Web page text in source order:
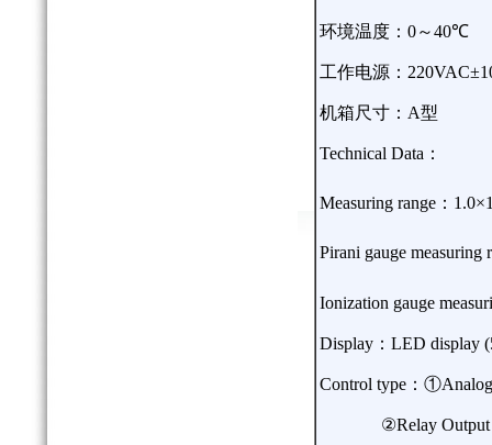
环境温度： 0～40℃
工作电源： 220VAC±
机箱尺寸： A型
Technical Data ：
Measuring range ： 1.0×
Pirani gauge measuring
Ionization gauge
Display ： LED display
Control type ：①
②Relay Output